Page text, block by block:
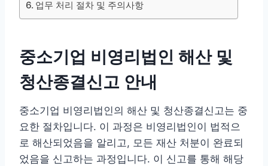
업무 처리 절차 및 주의사항
중소기업 비영리법인 해산 및
청산종결신고 안내
중소기업 비영리법인의 해산 및 청산종결신고는 중
요한 절차입니다. 이 과정은 비영리법인이 법적으
로 해산되었음을 알리고, 모든 재산 처분이 완료되
었음을 신고하는 과정입니다. 이 신고를 통해 해당